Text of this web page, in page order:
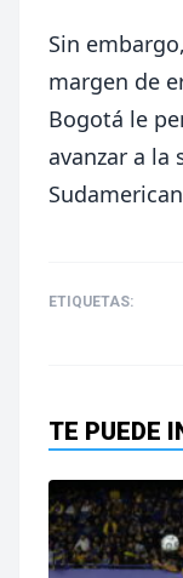
Sin
margen de
Bogotá le
avanzar a la
ETIQUETAS:
TE PUEDE